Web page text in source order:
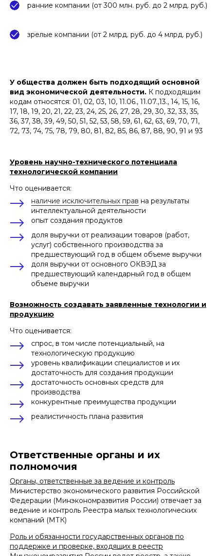
ранние компании (от 300 млн. руб. до 2 млрд. руб.)
зрелые компании (от 2 млрд. руб. до 4 млрд. руб.)
У общества должен быть подходящий основной
вид экономической деятельности. К подходящим
кодам относятся: 01, 02, 03, 10, 11.06., 11.07.,13., 14, 15, 16,
17, 18, 19, 20, 21, 22, 23, 24, 25, 26, 27, 28, 29, 30, 32, 33, 35,
36, 37, 38, 39, 49, 50, 51, 52, 53, 58, 59, 61, 62, 63, 69, 70, 71,
72, 73, 74, 75, 78, 79, 80, 81, 82, 85, 86, 87, 88, 90, 91 и 93
Уровень научно-технического потенциала
технологической компании
Что оценивается:
наличие исключительных прав на результаты
интеллектуальной деятельности
опыт создания продуктов
доля выручки от реализации товаров (работ,
услуг) собственного производства за
предшествующий год в общем объеме выручки
доля выручки от основного ОКВЭД за
предшествующий календарный год в общем
объеме выручки
Возможность создавать заявленные технологии и
продукцию
Что оценивается:
спрос, в том числе потенциальный, на
технологическую продукцию
уровень квалификации специалистов и их
достаточность для создания продукции
достаточность основных средств для
производства
конкурентные преимущества продукции
реалистичность плана развития
Ответственные органы и их
полномочия
Органы, ответственные за ведение и контроль
Министерство экономического развития Российской
Федерации (Минэкономразвития России) отвечает за
ведение и контроль Реестра малых технологических
компаний (МТК)
Роль и обязанности государственных органов по
поддержке и проверке, входящих в реестр
Преимущества для
организаций,